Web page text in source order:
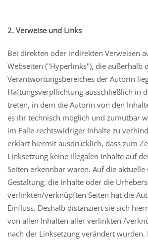
2. Verweise und Links
Bei direkten oder indirekten Verweisen
Webseiten ("Hyperlinks"), die außerhalb
Verantwortungsbereiches der Autorin
Haftungsverpflichtung ausschließlich in
treten, in dem die Autorin von den
es ihr technisch möglich und zumutbar
im Falle rechtswidriger Inhalte zu
erklärt hiermit ausdrücklich, dass zum
Linksetzung keine illegalen Inhalte auf
Seiten erkennbar waren. Auf die
Gestaltung, die Inhalte oder die
verlinkten/verknüpften Seiten hat die
Einfluss. Deshalb distanziert sie sich
von allen Inhalten aller verlinkten /
nach der Linksetzung verändert wurden.